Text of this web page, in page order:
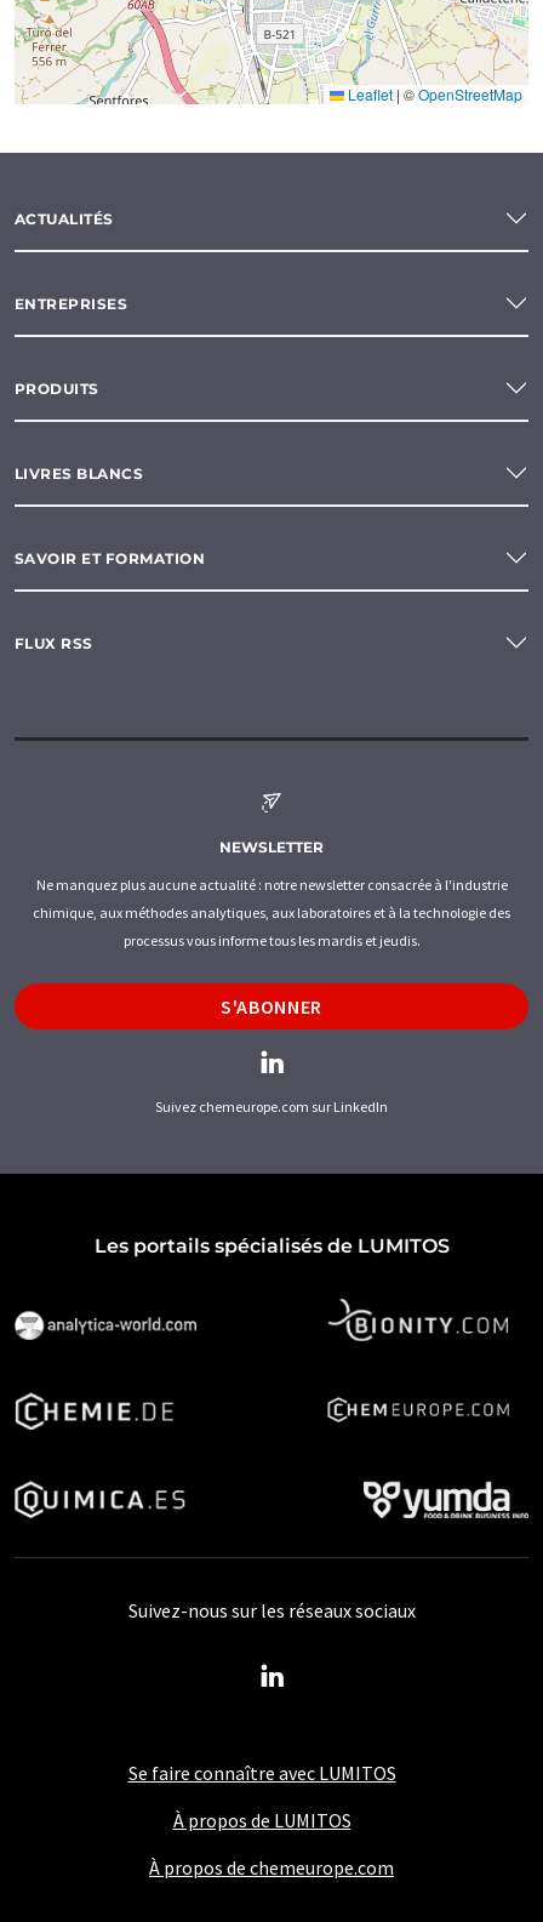
Leaflet | ©OpenStreetMap
ACTUALITÉS
ENTREPRISES
PRODUITS
LIVRES BLANCS
SAVOIR ET FORMATION
FLUX RSS
NEWSLETTER
Ne manquez plus aucune actualité : notre newsletter consacrée à l'industrie
chimique, aux méthodes analytiques, aux laboratoires et à la technologie des
processus vous informe tous les mardis et jeudis.
S'ABONNER
Suivez chemeurope.com sur LinkedIn
Les portails spécialisés de LUMITOS
Se faire connaître avec LUMITOS
À propos de LUMITOS
À propos de chemeurope.com
Suivez-nous sur les réseaux sociaux